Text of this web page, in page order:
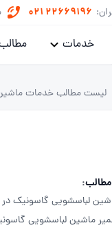
021 22669196
خدمات
ماشین لباسشویی
خدمات داکت اسپلیت
لیست مطالب خدمات
لباسشویی گاسونیک در
ماشین لباسشویی